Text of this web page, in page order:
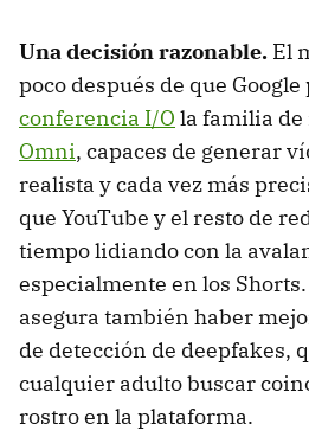
Una decisión razonable. El
poco después de que
conferencia I/O la familia de
Omni, capaces de generar
realista y cada vez más
que YouTube y el resto de
tiempo lidiando con la
especialmente en los
asegura también haber
de detección de deepfakes,
cualquier adulto buscar
rostro en la plataforma.